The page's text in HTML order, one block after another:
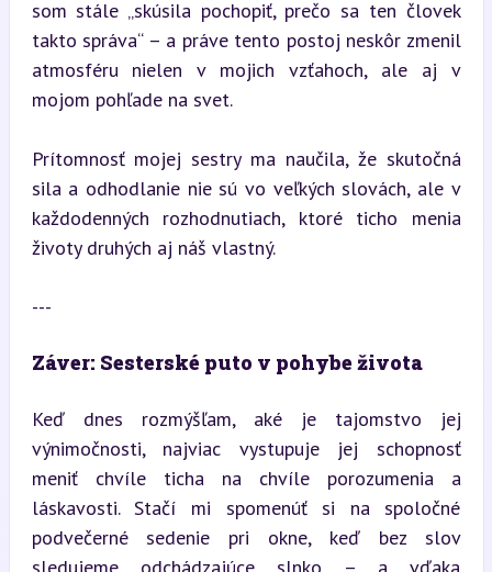
som stále „skúsila pochopiť, prečo sa ten človek
takto správa“ – a práve tento postoj neskôr zmenil
atmosféru nielen v mojich vzťahoch, ale aj v
mojom pohľade na svet.
Prítomnosť mojej sestry ma naučila, že skutočná
sila a odhodlanie nie sú vo veľkých slovách, ale v
každodenných rozhodnutiach, ktoré ticho menia
životy druhých aj náš vlastný.
---
Záver: Sesterské puto v pohybe života
Keď dnes rozmýšľam, aké je tajomstvo jej
výnimočnosti, najviac vystupuje jej schopnosť
meniť chvíle ticha na chvíle porozumenia a
láskavosti. Stačí mi spomenúť si na spoločné
podvečerné sedenie pri okne, keď bez slov